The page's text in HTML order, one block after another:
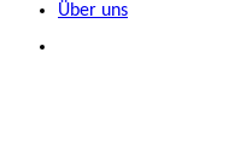
Über uns